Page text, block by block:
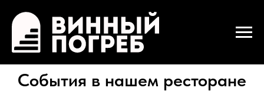
События в нашем ресторане